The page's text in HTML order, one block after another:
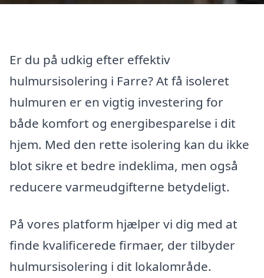
Er du på udkig efter effektiv
hulmursisolering i Farre? At få isoleret
hulmuren er en vigtig investering for
både komfort og energibesparelse i dit
hjem. Med den rette isolering kan du ikke
blot sikre et bedre indeklima, men også
reducere varmeudgifterne betydeligt.
På vores platform hjælper vi dig med at
finde kvalificerede firmaer, der tilbyder
hulmursisolering i dit lokalområde.